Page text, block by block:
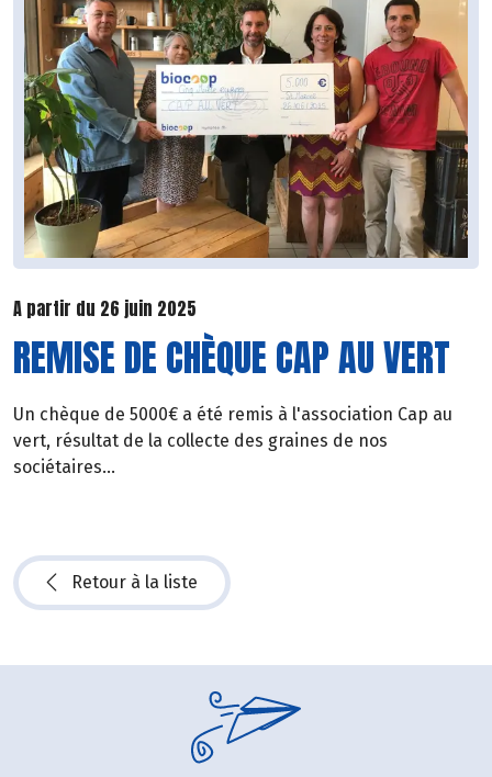
A partir du 26 juin 2025
REMISE DE CHÈQUE CAP AU VERT
Un chèque de 5000€ a été remis à l'association Cap au
vert, résultat de la collecte des graines de nos
sociétaires...
Retour à la liste